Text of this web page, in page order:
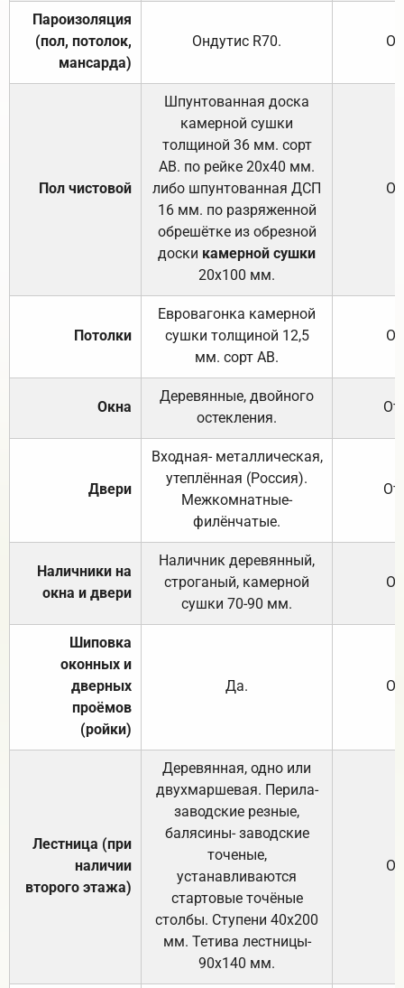
Пароизоляция
(пол, потолок,
мансарда)
Ондутис R70.
Пол чистовой
Шпунтованная доска
камерной сушки
толщиной 36 мм. сорт
АВ. по рейке 20х40 мм.
либо шпунтованная ДСП
16 мм. по разряженной
обрешётке из обрезной
доски камерной сушки
20х100 мм.
Потолки
Евровагонка камерной
сушки толщиной 12,5
мм. сорт АВ.
Окна
Деревянные, двойного
остекления.
Двери
Входная- металлическая,
утеплённая (Россия).
Межкомнатные-
филёнчатые.
Наличники на
окна и двери
Наличник деревянный,
строганый, камерной
сушки 70-90 мм.
Шиповка
оконных и
дверных
проёмов
(ройки)
Да.
Лестница (при
наличии
второго этажа)
Деревянная, одно или
двухмаршевая. Перила-
заводские резные,
балясины- заводские
точеные,
устанавливаются
стартовые точёные
столбы. Ступени 40х200
мм. Тетива лестницы-
90х140 мм.